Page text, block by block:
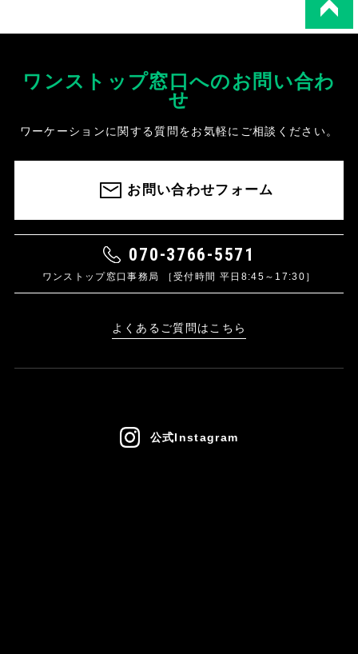
ワンストップ窓口へのお問い合わ
せ
ワーケーションに関する質問をお気軽にご相談ください。
お問い合わせフォーム
070-3766-5571
ワンストップ窓口事務局 ［受付時間 平日8:45～17:30］
よくあるご質問はこちら
公式Instagram